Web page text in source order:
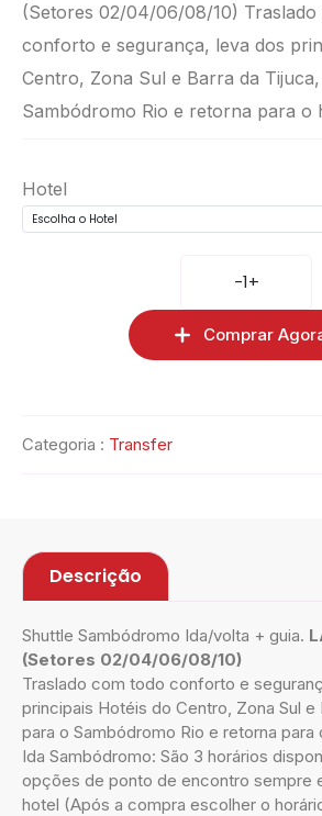
(Setores 02/04/06/08/10) Traslado
conforto e segurança, leva dos
Centro, Zona Sul e Barra da
Sambódromo Rio e retorna para o
Hotel
-1+
Comprar
Categoria : Transfer
Descrição
Shuttle Sambódromo Ida/volta + guia.
(Setores 02/04/06/08/10)
Traslado com todo conforto e
principais Hotéis do Centro, Zona Sul e
para o Sambódromo Rio e retorna para
Ida Sambódromo: São 3 horários
opções de ponto de encontro sempre
hotel (Após a compra escolher o